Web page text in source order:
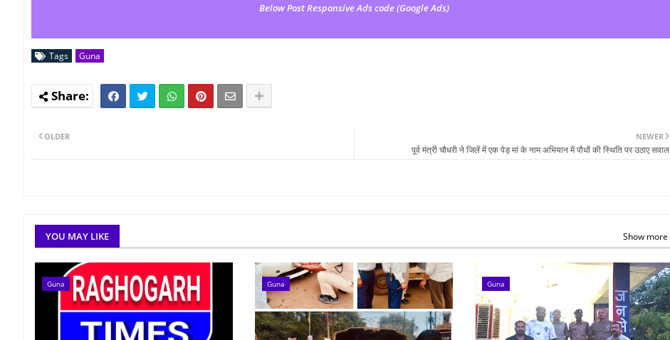
Below Post Responsive Ads code (Google Ads)
Tags Guna
NEWER
पूर्व मंत्री चौधरी ने जिलें में एक पेड़ मां के नाम अभियान में पौधों की स्थिति पर उठाए सवाल
OLDER
YOU MAY LIKE Show more
Guna Guna Guna